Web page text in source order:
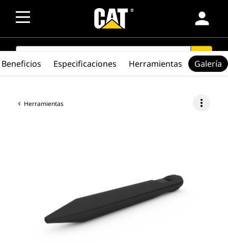
person
SEARCH search
Herramientas more_vert
Beneficios Especificaciones Herramientas Galería